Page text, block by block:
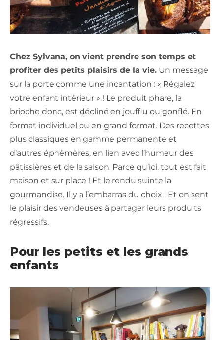
Chez Sylvana, on vient prendre son temps et
profiter des petits plaisirs de la vie. Un message
sur la porte comme une incantation : « Régalez
votre enfant intérieur » ! Le produit phare, la
brioche donc, est décliné en joufflu ou gonflé. En
format individuel ou en grand format. Des recettes
plus classiques en gamme permanente et
d’autres éphémères, en lien avec l’humeur des
pâtissières et de la saison. Parce qu’ici, tout est fait
maison et sur place ! Et le rendu suinte la
gourmandise. Il y a l’embarras du choix ! Et on sent
le plaisir des vendeuses à partager leurs produits
régressifs.
Pour les petits et les grands
enfants